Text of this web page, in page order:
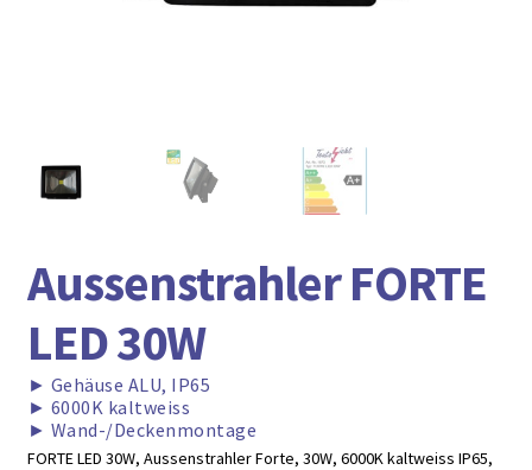
Aussenstrahler FORTE
LED 30W
► Gehäuse ALU, IP65
► 6000K kaltweiss
► Wand-/Deckenmontage
FORTE LED 30W, Aussenstrahler Forte, 30W, 6000K kaltweiss IP65,